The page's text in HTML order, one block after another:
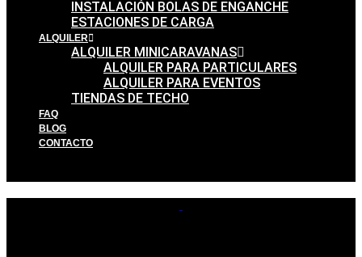
INSTALACIÓN BOLAS DE ENGANCHE
ESTACIONES DE CARGA
ALQUILER
ALQUILER MINICARAVANAS
ALQUILER PARA PARTICULARES
ALQUILER PARA EVENTOS
TIENDAS DE TECHO
FAQ
BLOG
CONTACTO